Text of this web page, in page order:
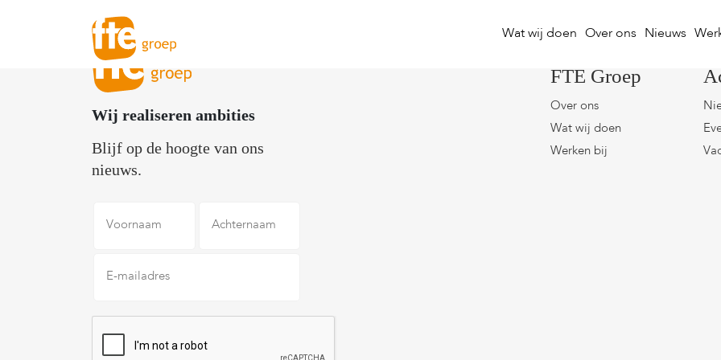
Wat wij doen Over ons Nieuws
Wij realiseren ambities
Blijf op de hoogte van ons
nieuws.
mailadres *
FTE Groep
Over ons
Wat wij doen
Werken bij